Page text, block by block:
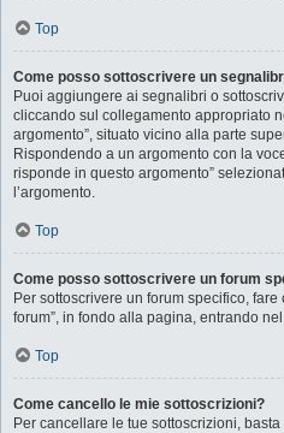
Top
Come posso sottoscrivere un
Puoi aggiungere ai segnalibri o
cliccando sul collegamento appropriato
argomento”, situato vicino alla parte
Rispondendo a un argomento con la
risponde in questo argomento”
l’argomento.
Top
Come posso sottoscrivere un forum
Per sottoscrivere un forum specifico,
forum”, in fondo alla pagina, entrando
Top
Come cancello le mie sottoscrizioni?
Per cancellare le tue sottoscrizioni,